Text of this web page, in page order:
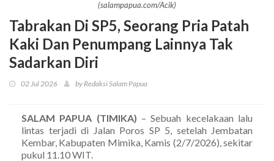
(salampapua.com/Acik)
Tabrakan Di SP5, Seorang Pria Patah
Kaki Dan Penumpang Lainnya Tak
Sadarkan Diri
02 Jul 2026 by Redaksi Salam Papua
SALAM PAPUA (TIMIKA) – Sebuah kecelakaan lalu
lintas terjadi di Jalan Poros SP 5, setelah Jembatan
Kembar, Kabupaten Mimika, Kamis (2/7/2026), sekitar
pukul 11.10 WIT.